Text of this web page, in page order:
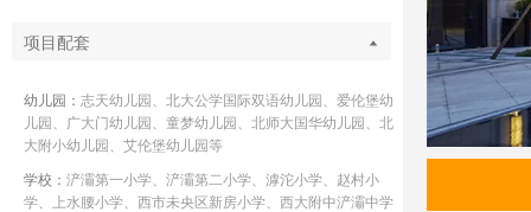
项目配套
幼儿园： 志天幼儿园、北大公学国际双语幼儿园、爱伦堡幼
儿园、广大门幼儿园、童梦幼儿园、北师大国华幼儿园、北
大附小幼儿园、艾伦堡幼儿园等
学校： 浐灞第一小学、浐灞第二小学、滹沱小学、赵村小
学、上水腰小学、西市未央区新房小学、西大附中浐灞中学